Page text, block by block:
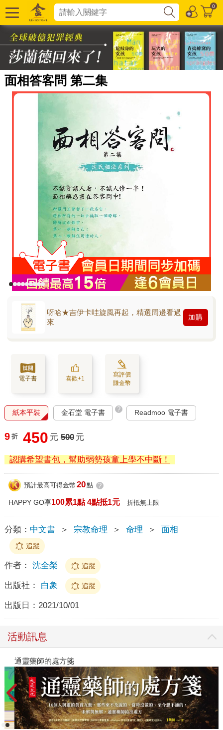
0
面相答客問 第二集
呀哈★吉伊卡哇旋風再起，精選周邊看過
來
加購
電子書 喜歡+1
寫評價
賺金幣
紙本平裝 金石堂 電子書 ? Readmoo 電子書
9 折 450 元 500 元
認購希望書包，幫助弱勢孩童上學不中斷！
預計最高可得金幣 20點 ?
HAPPY GO享100累1點 4點抵1元 折抵無上限
分類： 中文書 ＞ 宗教命理 ＞ 命理 ＞ 面相
追蹤
作者： 沈全榮 追蹤
出版社： 白象 追蹤
出版日： 2021/10/01
活動訊息
閱讀漫遊錄-2026上半年暢銷榜